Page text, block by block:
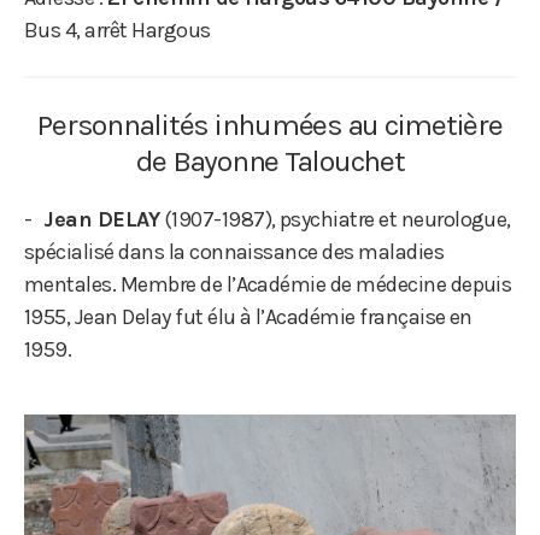
Bus 4, arrêt Hargous
Personnalités inhumées au cimetière
de Bayonne Talouchet
Jean DELAY(1907-1987), psychiatre et neurologue,
spécialisé dans la connaissance des maladies
mentales. Membre de l’Académie de médecine depuis
1955, Jean Delay fut élu à l’Académie française en
1959.